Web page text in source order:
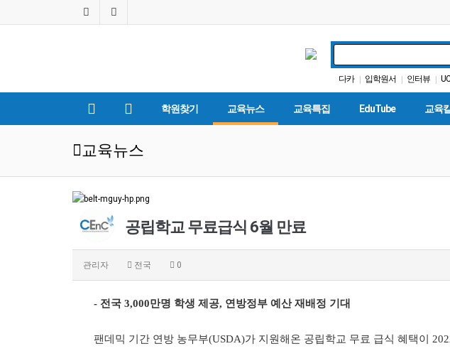
다카 | 입학원서 | 인터뷰 |
| ACT | 가주교육
학원찾기 교육뉴스 교육특집 EduTube 교육
교육뉴스
공립학교 무료급식 6월 만료
관리자 전국 0
- 전국 3,000만명 학생 제공, 연방정부 예산 재배정 기대
팬데믹 기간 연방 농무부(USDA)가 지원해온 공립학교 무료 급식 혜택이